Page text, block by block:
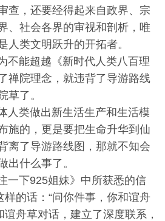
查，还要经得起来自政界、宗
、社会各界的审视和剖析，唯
人类文明跃升的开拓者。
能超越《新时代人类八百理
禅院理念，就违背了导游路线
草了。
类做出新生活生产和生活模
施的，更是要把生命升华到仙
离了导游路线图，那就不知会
出什么事了。
下925姐妹》中所获悉的信
的话：“问你件事，你和谊舟
谊舟草对话，建立了深度联系，